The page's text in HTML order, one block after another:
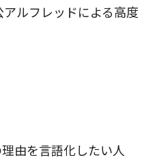
ルフレッドによる高度
由を言語化したい人